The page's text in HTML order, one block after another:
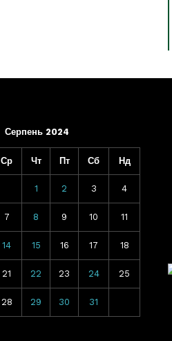
Серпень 2024
Ср Чт Пт Сб Нд
1 2 3 4
7 8 9 10 11
14 15 16 17 18
21 22 23 24 25
28 29 30 31